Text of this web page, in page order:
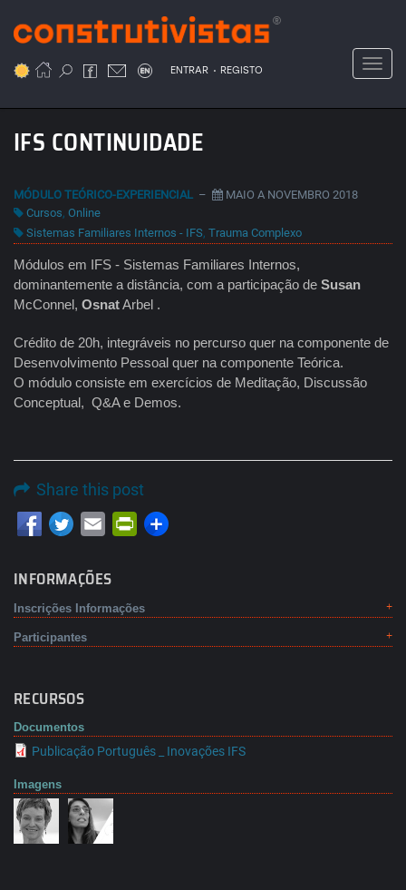
para
conteúdo
ENTRAR . REGISTO
IFS CONTINUIDADE
MÓDULO TEÓRICO-EXPERIENCIAL –
MAIO A NOVEMBRO 2018
Cursos, Online
Sistemas Familiares Internos - IFS, Trauma Complexo
Módulos em IFS - Sistemas Familiares Internos,
dominantemente a distância, com a participação de Susan
McConnel, OsnatArbel .
Crédito de 20h, integráveis no percurso quer na componente de
Desenvolvimento Pessoal quer na componente Teórica.
O módulo consiste em exercícios de Meditação, Discussão
Conceptual, Q&A e Demos.
Share this post
Email PrintFriendly
INFORMAÇÕES
Inscrições Informações
Participantes
RECURSOS
Documentos
Publicação Português _ Inovações IFS
Imagens